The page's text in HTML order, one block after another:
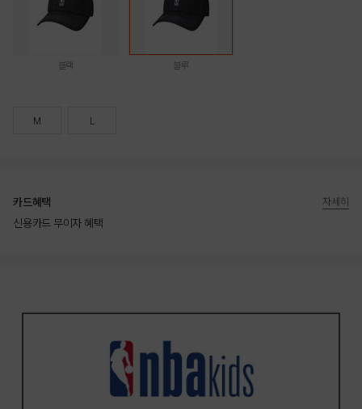
블랙 블루
M L
카드혜택
신용카드 무이자 혜택
자세히